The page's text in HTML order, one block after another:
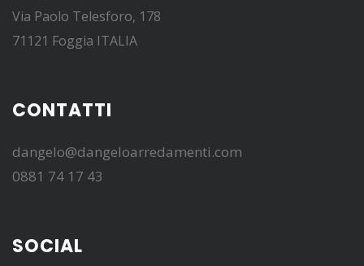
Via Paolo Telesforo, 178
71121 Foggia ITALIA
CONTATTI
dangelo@dangeloarredamenti.com
0881 74 17 43
SOCIAL